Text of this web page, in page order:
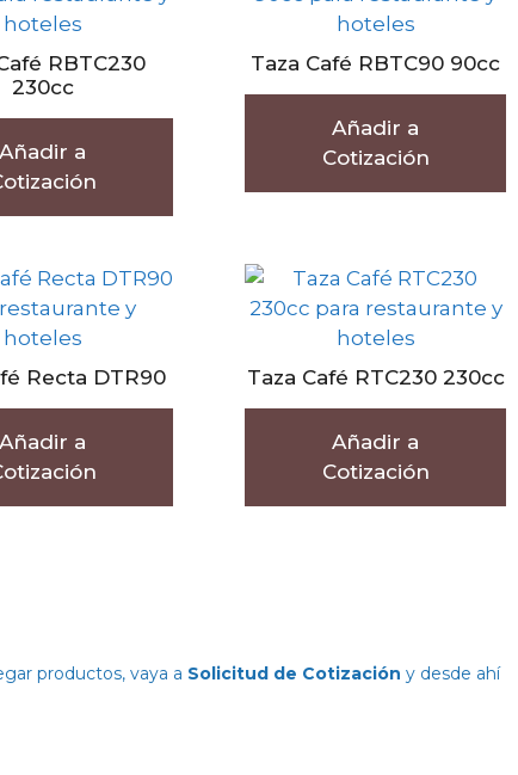
RBTC230
230cc
Añadir a
Taza Café RBTC90 90cc
Añadir a
Cotización
Recta DTR90
Añadir a
Taza Café RTC230 230cc
Añadir a
Cotización
productos, vaya a Solicitud de Cotización y desde ahí